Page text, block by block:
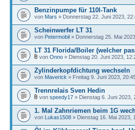
Benzinpumpe für 110l-Tank
von Mars » Donnerstag 22. Juni 2023,
Scheinwerfer LT 31
von Petermobil » Donnerstag 25. Mai
LT 31 Florida/Boiler (welcher
von Onno » Dienstag 20. Juni 2023,
Zylinderkopfdichtung wechseln
von Maverick » Freitag 9. Juni 2023,
Trennrelais Sven Hedin
von speedy17 » Dienstag 6. Juni 2023,
1. Mal Zahnriemen beim 1G
von Lukas1508 » Dienstag 16. Mai 2023,